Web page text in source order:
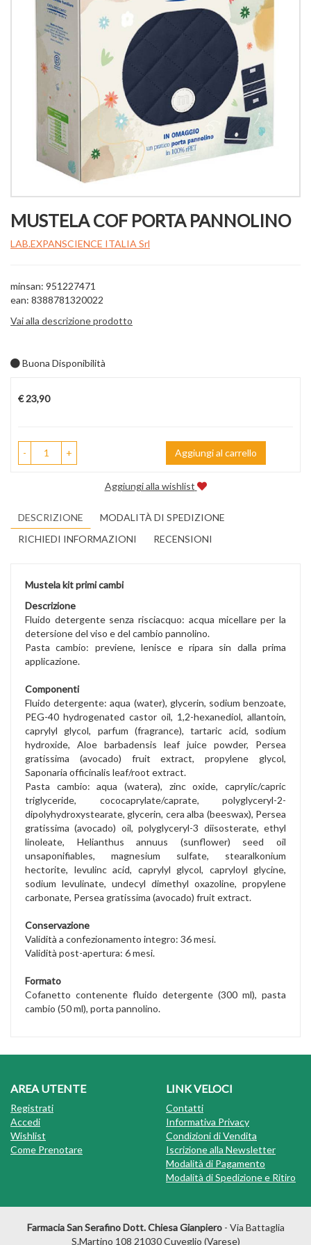
MUSTELA COF PORTA PANNOLINO
LAB.EXPANSCIENCE ITALIA Srl
minsan: 951227471
ean: 8388781320022
Vai alla descrizione prodotto
Buona Disponibilità
Prezzo
€ 23,90
- + Aggiungi al carrello
Aggiungi alla wishlist
DESCRIZIONE
MODALITÀ DI SPEDIZIONE
RICHIEDI INFORMAZIONI
RECENSIONI
Mustela kit primi cambi
Descrizione
Fluido detergente senza risciacquo: acqua micellare per la
detersione del viso e del cambio pannolino.
Pasta cambio: previene, lenisce e ripara sin dalla prima
applicazione.
Componenti
Fluido detergente: aqua (water), glycerin, sodium benzoate,
PEG-40 hydrogenated castor oil, 1,2-hexanediol, allantoin,
caprylyl glycol, parfum (fragrance), tartaric acid, sodium
hydroxide, Aloe barbadensis leaf juice powder, Persea
gratissima (avocado) fruit extract, propylene glycol,
Saponaria officinalis leaf/root extract.
Pasta cambio: aqua (watera), zinc oxide, caprylic/capric
triglyceride, cococaprylate/caprate, polyglyceryl-2-
dipolyhydroxystearate, glycerin, cera alba (beeswax), Persea
gratissima (avocado) oil, polyglyceryl-3 diisosterate, ethyl
linoleate, Helianthus annuus (sunflower) seed oil
unsaponifiables, magnesium sulfate, stearalkonium
hectorite, levulinc acid, caprylyl glycol, capryloyl glycine,
sodium levulinate, undecyl dimethyl oxazoline, propylene
carbonate, Persea gratissima (avocado) fruit extract.
Conservazione
Validità a confezionamento integro: 36 mesi.
Validità post-apertura: 6 mesi.
Formato
Cofanetto contenente fluido detergente (300 ml), pasta
cambio (50 ml), porta pannolino.
AREA UTENTE
Registrati
Accedi
Wishlist
Come Prenotare
LINK VELOCI
Contatti
Informativa Privacy
Condizioni di Vendita
Iscrizione alla Newsletter
Modalità di Pagamento
Modalità di Spedizione e Ritiro
Farmacia San Serafino Dott. Chiesa Gianpiero - Via Battaglia
S.Martino 108 21030 Cuveglio (Varese)